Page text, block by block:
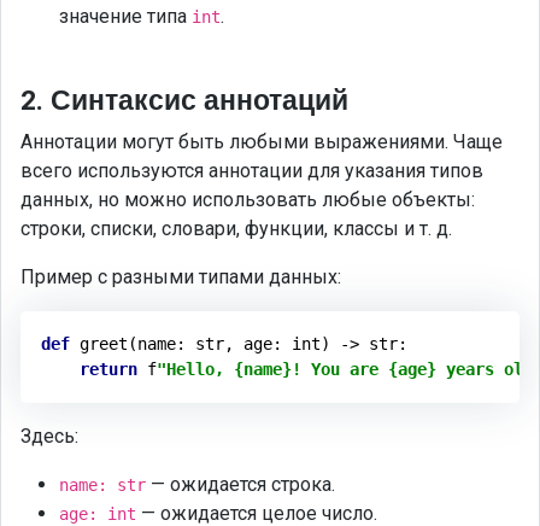
значение типа int.
2. Синтаксис аннотаций
Аннотации могут быть любыми выражениями. Чаще
всего используются аннотации для указания типов
данных, но можно использовать любые объекты:
строки, списки, словари, функции, классы и т. д.
Пример с разными типами данных:
def greet (name: str, age: int) -> str:
return f"Hello, {name}! You are {age} years
Здесь:
name: str — ожидается строка.
age: int — ожидается целое число.